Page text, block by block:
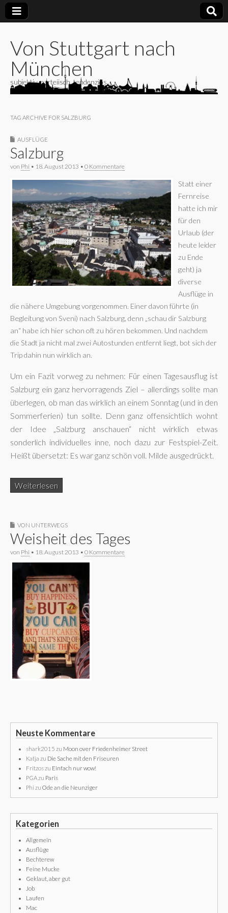
Von Stuttgart nach
München
subjektiv, parteiisch, tendenziös
TAG ARCHIVE FOR SALZBURG
AUSFLÜGE
Salzburg
von Phi • 18. August 2013 • 0 Kommentare
Statt einer
Fernreise
hatte ich mir
für den
Urlaub (der
heute leider
zu Ende
geht) ja
diverse
Ausflüge in
die nähere Umgebung vorgenommen. Einer davon führte (in
Begleitung von Sveni) nach Salzburg, denn „schau dir Salzburg
an“ habe ich hier schon oft zu hören bekommen. Und nachdem
die Stadt ja nicht mal zwei Autostunden entfernt liegt, bot sich der
Trip dahin nun wirklich an.
Um ein Fazit vorweg zu nehmen: Für einen Tagesausflug ist
Salzburg ein ganz hervorragends Ziel – allerdings sollte man
überlegen, ob man das wirklich an einem Sonntag (und in den
Sommerferien) tun sollte. Denn ganz offensichtlich wohnt
der Idee „Salzburg anschauen“ nicht wirklich etwas
sonderlich individuelles inne, noch dazu zur Festspiel-Zeit.
Heißt übersetzt: Es war ganz schön voll. Milde ausgedrückt.
Weiterlesen
VON UNTERWEGS
Weisheit des Tages
von Phi • 18. August 2013 • 0 Kommentare
Neuste Kommentare
shark2015 zu Moon over Friedenheimer Street
Katja zu Die Sache mit den Friseuren
Fritzoszu Einfach nur wow!
PGAzu Paris
Phi zu Ode an die Neunziger
Kategorien
Allgemein
Ausflüge
Bechterew
Feine Mucke
Geklaut, aber gut
Job
Laufen
Mac